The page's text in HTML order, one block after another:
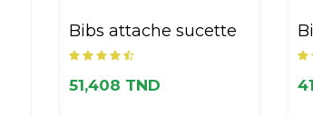
bibs attache sucette
51,408 TND